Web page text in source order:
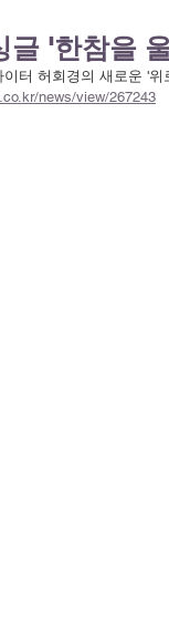
글 '한참을
이터 허회경의 새로운 '위
news/view/267243